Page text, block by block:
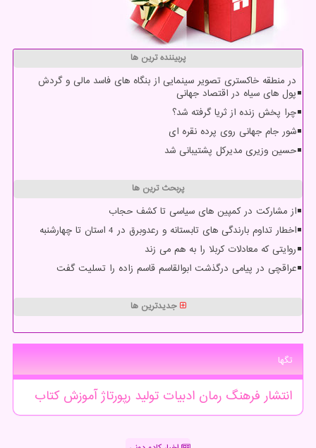
پربیننده ترین ها
در منطقه خاکستری تصویر سینمایی از بنگاه های فاسد مالی و گردش
پول های سیاه در اقتصاد جهانی
چرا پخش زنده از ثریا گرفته شد؟
شور جام جهانی روی پرده نقره ای
حسین وزیری مدیرکل پشتیبانی شد
پربحث ترین ها
از مشارکت در کمپین های سیاسی تا کشف حجاب
اخطار تداوم بارندگی های تابستانه و رعدوبرق در 4 استان تا چهارشنبه
روایتی که معادلات کربلا را به هم می زند
عراقچی در پیامی درگذشت ابوالقاسم قاسم زاده را تسلیت گفت
جدیدترین ها
تگها
انتشار فرهنگ رمان ادبیات تولید رپورتاژآموزشكتاب